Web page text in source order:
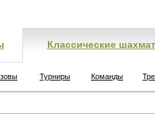
Классические
Турниры Команды